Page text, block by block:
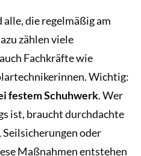
die regelmäßig am
zählen viele
Fachkräfte wie
Wichtig:
festem Schuhwerk. Wer
ist, braucht durchdachte
oder
Maßnahmen entstehen